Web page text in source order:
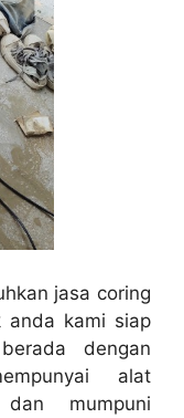
jasa coring
anda kami siap
dengan
alat
mumpuni